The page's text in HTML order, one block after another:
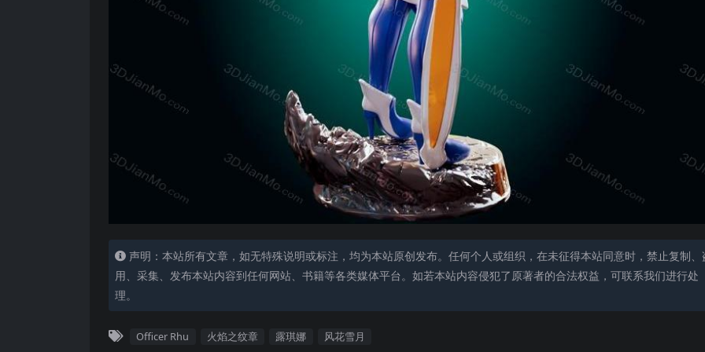
声明：本站所有文章，如无特殊说明或标注，均为本站原创发布。任何个人或组织，在未征得本站同意时，禁止复制、
用、采集、发布本站内容到任何网站、书籍等各类媒体平台。如若本站内容侵犯了原著者的合法权益，可联系我们进行处
理。
Officer Rhu 火焰之纹章 露琪娜 风花雪月